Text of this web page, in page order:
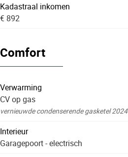
Kadastraal inkomen
€ 892
Comfort
Verwarming
CV op gas
vernieuwde condenserende gasketel 2024
Interieur
Garagepoort - electrisch